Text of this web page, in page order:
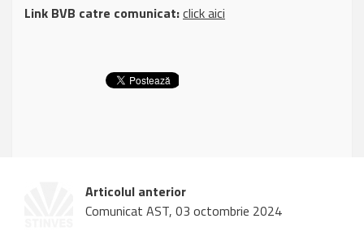
Link BVB catre comunicat:click aici
Articolul anterior
Comunicat AST, 03 octombrie 2024